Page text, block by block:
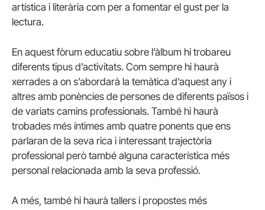
artística i literària com per a fomentar el gust per la
lectura.
En aquest fòrum educatiu sobre l’àlbum hi trobareu
diferents tipus d’activitats. Com sempre hi haurà
xerrades a on s’abordarà la temàtica d’aquest any i
altres amb ponències de persones de diferents països i
de variats camins professionals. També hi haurà
trobades més íntimes amb quatre ponents que ens
parlaran de la seva rica i interessant trajectòria
professional però també alguna característica més
personal relacionada amb la seva professió.
A més, també hi haurà tallers i propostes més